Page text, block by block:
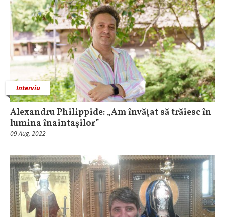
Interviu
Alexandru Philippide: „Am învăţat să trăiesc în
lumina înaintaşilor”
09 Aug, 2022